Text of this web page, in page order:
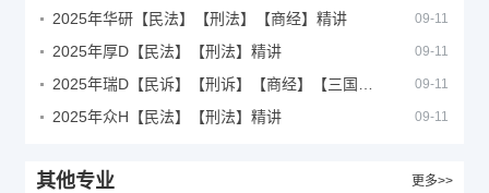
2025年华研【民法】【刑法】【商经】精讲 09-11
2025年厚D【民法】【刑法】精讲 09-11
09-11
2025年众H【民法】【刑法】精讲 09-11
其他专业 更多>>